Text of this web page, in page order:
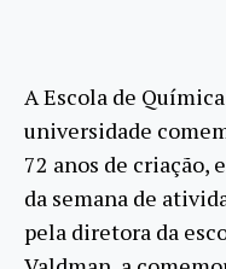
A Escola de
universidade
72 anos de criação,
da semana de
pela diretora da